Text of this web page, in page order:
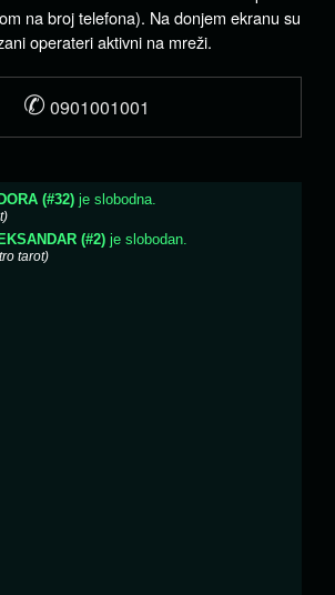
na broj telefona). Na donjem ekranu su
operateri aktivni na mreži.
✆ 0901001001